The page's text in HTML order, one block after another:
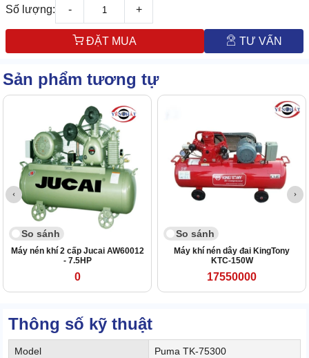
Số lượng: - +
ĐẶT MUA TƯ VẤN
Sản phẩm tương tự
So sánh
Máy nén khí 2 cấp Jucai AW60012
- 7.5HP
0
So sánh
Máy khí nén dây đai KingTony
KTC-150W
17550000
Thông số kỹ thuật
Model Puma TK-75300